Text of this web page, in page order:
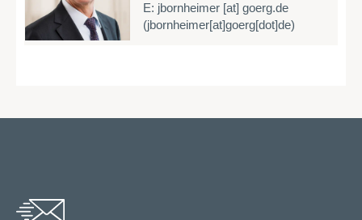
E: jbornheimer [at] goerg.de
(jbornheimer[at]goerg[dot]de)